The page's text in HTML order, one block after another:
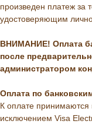
произведен платеж за
удостоверяющим
ВНИМАНИЕ! Оплата
после
администратором
Оплата по
К оплате принимаются
исключением Visa